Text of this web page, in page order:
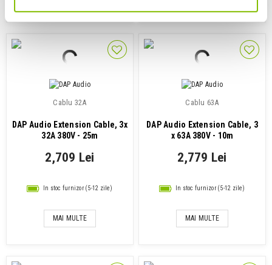
Cablu 32A
DAP Audio Extension Cable, 3x
32A 380V - 25m
2,709 Lei
In stoc furnizor (5-12 zile)
MAI MULTE
Cablu 63A
DAP Audio Extension Cable, 3
x 63A 380V - 10m
2,779 Lei
In stoc furnizor (5-12 zile)
MAI MULTE